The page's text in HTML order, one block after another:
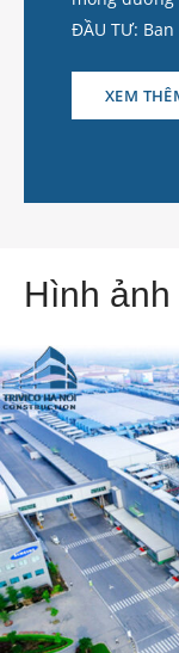
ĐẦU TƯ:
XEM
Hình